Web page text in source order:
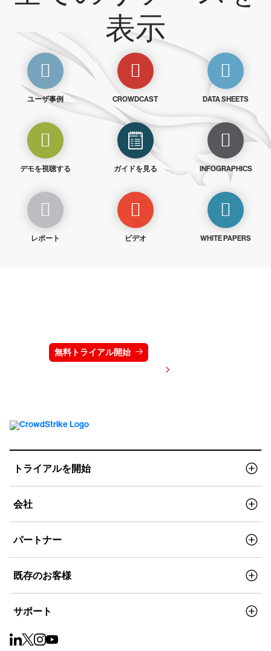
表示
ユーザ事例 CROWDCAST DATA SHEETS
デモを視聴する ガイドを見る INFOGRAPHICS
レポート ビデオ WHITE PAPERS
無料トライアル開始
トライアルを開始
会社
パートナー
既存のお客様
サポート